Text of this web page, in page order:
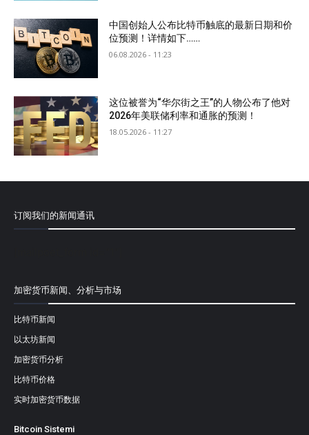
中国创始人公布比特币触底的最新日期和价
位预测！详情如下……
06.08.2026 - 11:23
这位被誉为“华尔街之王”的人物公布了他对
2026年美联储利率和通胀的预测！
18.05.2026 - 11:27
订阅我们的新闻通讯
加密货币新闻、分析与市场
比特币新闻
以太坊新闻
加密货币分析
比特币价格
实时加密货币数据
Bitcoin Sistemi